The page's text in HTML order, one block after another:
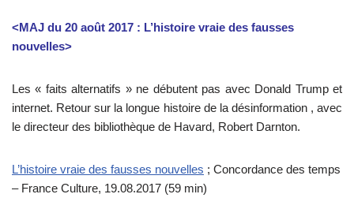
<MAJ du 20 août 2017 : L’histoire vraie des fausses
nouvelles>
Les « faits alternatifs » ne débutent pas avec Donald Trump et
internet. Retour sur la longue histoire de la désinformation , avec
le directeur des bibliothèque de Havard, Robert Darnton.
L’histoire vraie des fausses nouvelles ; Concordance des temps
– France Culture, 19.08.2017 (59 min)